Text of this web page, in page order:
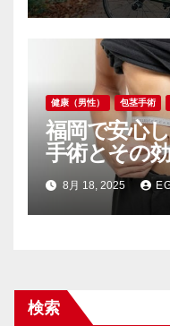
健康（男性） 包茎手術
福岡で安心
手術とその
最新事情
8月 18, 2025
検索